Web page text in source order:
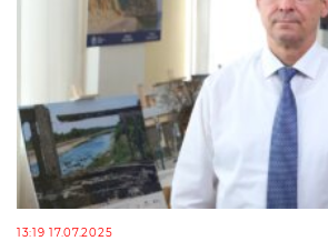
13:19 17.07.2025